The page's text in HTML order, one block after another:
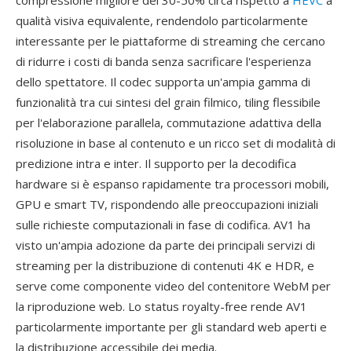
qualità visiva equivalente, rendendolo particolarmente
interessante per le piattaforme di streaming che cercano
di ridurre i costi di banda senza sacrificare l'esperienza
dello spettatore. Il codec supporta un'ampia gamma di
funzionalità tra cui sintesi del grain filmico, tiling flessibile
per l'elaborazione parallela, commutazione adattiva della
risoluzione in base al contenuto e un ricco set di modalità di
predizione intra e inter. Il supporto per la decodifica
hardware si è espanso rapidamente tra processori mobili,
GPU e smart TV, rispondendo alle preoccupazioni iniziali
sulle richieste computazionali in fase di codifica. AV1 ha
visto un'ampia adozione da parte dei principali servizi di
streaming per la distribuzione di contenuti 4K e HDR, e
serve come componente video del contenitore WebM per
la riproduzione web. Lo status royalty-free rende AV1
particolarmente importante per gli standard web aperti e
la distribuzione accessibile dei media.